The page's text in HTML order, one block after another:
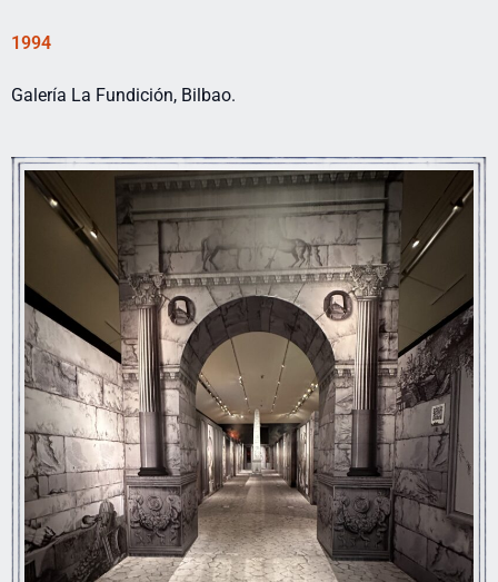
1994
Galería La Fundición, Bilbao.